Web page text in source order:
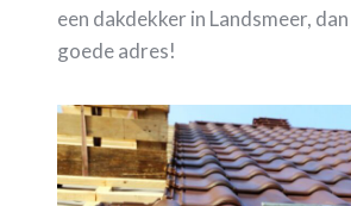
een dakdekker in Landsmeer,
goede adres!